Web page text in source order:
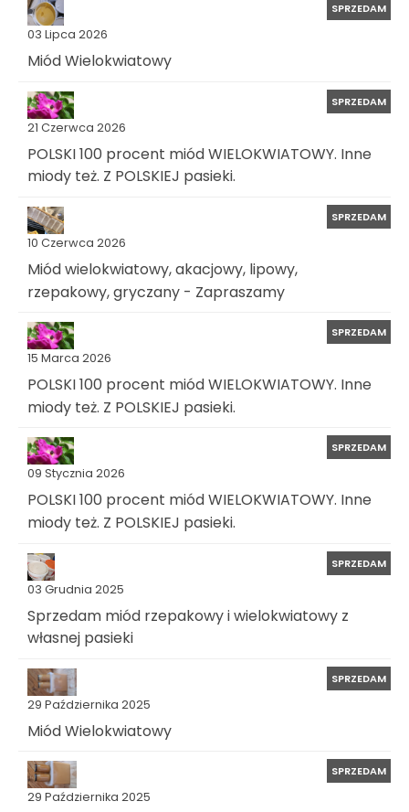
03 Lipca 2026
SPRZEDAM
Miód Wielokwiatowy
21 Czerwca 2026
SPRZEDAM
POLSKI 100 procent miód WIELOKWIATOWY. Inne
miody też. Z POLSKIEJ pasieki.
10 Czerwca 2026
SPRZEDAM
Miód wielokwiatowy, akacjowy, lipowy,
rzepakowy, gryczany - Zapraszamy
15 Marca 2026
SPRZEDAM
POLSKI 100 procent miód WIELOKWIATOWY. Inne
miody też. Z POLSKIEJ pasieki.
09 Stycznia 2026
SPRZEDAM
POLSKI 100 procent miód WIELOKWIATOWY. Inne
miody też. Z POLSKIEJ pasieki.
03 Grudnia 2025
SPRZEDAM
Sprzedam miód rzepakowy i wielokwiatowy z
własnej pasieki
29 Października 2025
SPRZEDAM
Miód Wielokwiatowy
29 Października 2025
SPRZEDAM